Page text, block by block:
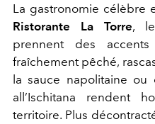
La gastronomie célèbre
Ristorante La Torre,
prennent des
fraîchement pêché,
la sauce napolitaine
all’Ischitana rendent
territoire. Plus